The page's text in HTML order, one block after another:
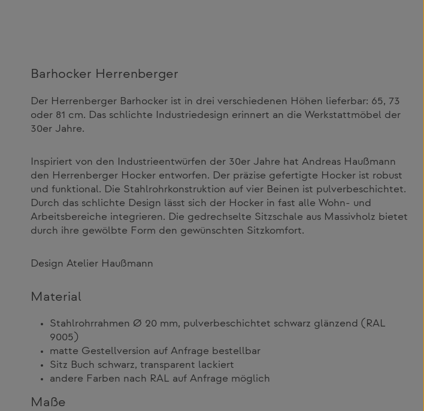
Barhocker Herrenberger
Der Herrenberger Barhocker ist in drei verschiedenen Höhen lieferbar: 65, 73
oder 81 cm. Das schlichte Industriedesign erinnert an die Werkstattmöbel der
30er Jahre.
Inspiriert von den Industrieentwürfen der 30er Jahre hat Andreas Haußmann
den Herrenberger Hocker entworfen. Der präzise gefertigte Hocker ist robust
und funktional. Die Stahlrohrkonstruktion auf vier Beinen ist pulverbeschichtet.
Durch das schlichte Design lässt sich der Hocker in fast alle Wohn- und
Arbeitsbereiche integrieren. Die gedrechselte Sitzschale aus Massivholz bietet
durch ihre gewölbte Form den gewünschten Sitzkomfort.
Design Atelier Haußmann
Material
Stahlrohrrahmen Ø 20 mm, pulverbeschichtet schwarz glänzend (RAL
9005)
matte Gestellversion auf Anfrage bestellbar
Sitz Buch schwarz, transparent lackiert
andere Farben nach RAL auf Anfrage möglich
Maße